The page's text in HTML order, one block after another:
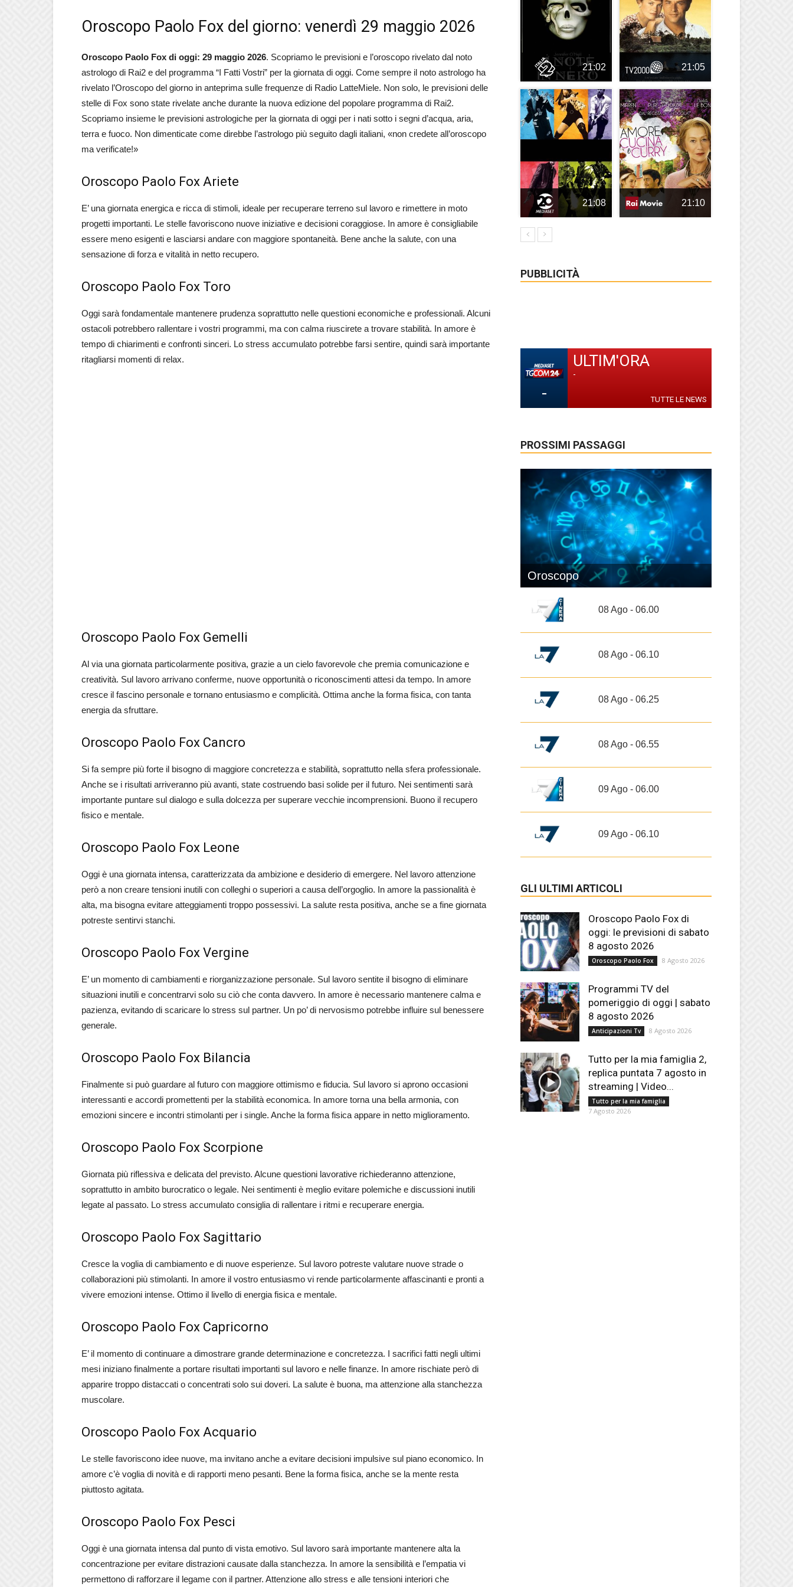
Oroscopo Paolo Fox del giorno: venerdì 29 maggio 2026
Oroscopo Paolo Fox di oggi: 29 maggio 2026. Scopriamo le previsioni e l’oroscopo rivelato dal noto
astrologo di Rai2 e del programma “I Fatti Vostri” per la giornata di oggi. Come sempre il noto astrologo ha
rivelato l’Oroscopo del giorno in anteprima sulle frequenze di Radio LatteMiele. Non solo, le previsioni delle
stelle di Fox sono state rivelate anche durante la nuova edizione del popolare programma di Rai2.
Scopriamo insieme le previsioni astrologiche per la giornata di oggi per i nati sotto i segni d’acqua, aria,
terra e fuoco. Non dimenticate come direbbe l’astrologo più seguito dagli italiani, «non credete all’oroscopo
ma verificate!»
Oroscopo Paolo Fox Ariete
E’ una giornata energica e ricca di stimoli, ideale per recuperare terreno sul lavoro e rimettere in moto
progetti importanti. Le stelle favoriscono nuove iniziative e decisioni coraggiose. In amore è consigliabile
essere meno esigenti e lasciarsi andare con maggiore spontaneità. Bene anche la salute, con una
sensazione di forza e vitalità in netto recupero.
Oroscopo Paolo Fox Toro
Oggi sarà fondamentale mantenere prudenza soprattutto nelle questioni economiche e professionali. Alcuni
ostacoli potrebbero rallentare i vostri programmi, ma con calma riuscirete a trovare stabilità. In amore è
tempo di chiarimenti e confronti sinceri. Lo stress accumulato potrebbe farsi sentire, quindi sarà importante
ritagliarsi momenti di relax.
Oroscopo Paolo Fox Gemelli
Al via una giornata particolarmente positiva, grazie a un cielo favorevole che premia comunicazione e
creatività. Sul lavoro arrivano conferme, nuove opportunità o riconoscimenti attesi da tempo. In amore
cresce il fascino personale e tornano entusiasmo e complicità. Ottima anche la forma fisica, con tanta
energia da sfruttare.
Oroscopo Paolo Fox Cancro
Si fa sempre più forte il bisogno di maggiore concretezza e stabilità, soprattutto nella sfera professionale.
Anche se i risultati arriveranno più avanti, state costruendo basi solide per il futuro. Nei sentimenti sarà
importante puntare sul dialogo e sulla dolcezza per superare vecchie incomprensioni. Buono il recupero
fisico e mentale.
Oroscopo Paolo Fox Leone
Oggi è una giornata intensa, caratterizzata da ambizione e desiderio di emergere. Nel lavoro attenzione
però a non creare tensioni inutili con colleghi o superiori a causa dell’orgoglio. In amore la passionalità è
alta, ma bisogna evitare atteggiamenti troppo possessivi. La salute resta positiva, anche se a fine giornata
potreste sentirvi stanchi.
Oroscopo Paolo Fox Vergine
E’ un momento di cambiamenti e riorganizzazione personale. Sul lavoro sentite il bisogno di eliminare
situazioni inutili e concentrarvi solo su ciò che conta davvero. In amore è necessario mantenere calma e
pazienza, evitando di scaricare lo stress sul partner. Un po’ di nervosismo potrebbe influire sul benessere
generale.
Oroscopo Paolo Fox Bilancia
Finalmente si può guardare al futuro con maggiore ottimismo e fiducia. Sul lavoro si aprono occasioni
interessanti e accordi promettenti per la stabilità economica. In amore torna una bella armonia, con
emozioni sincere e incontri stimolanti per i single. Anche la forma fisica appare in netto miglioramento.
Oroscopo Paolo Fox Scorpione
Giornata più riflessiva e delicata del previsto. Alcune questioni lavorative richiederanno attenzione,
soprattutto in ambito burocratico o legale. Nei sentimenti è meglio evitare polemiche e discussioni inutili
legate al passato. Lo stress accumulato consiglia di rallentare i ritmi e recuperare energia.
Oroscopo Paolo Fox Sagittario
Cresce la voglia di cambiamento e di nuove esperienze. Sul lavoro potreste valutare nuove strade o
collaborazioni più stimolanti. In amore il vostro entusiasmo vi rende particolarmente affascinanti e pronti a
vivere emozioni intense. Ottimo il livello di energia fisica e mentale.
Oroscopo Paolo Fox Capricorno
E’ il momento di continuare a dimostrare grande determinazione e concretezza. I sacrifici fatti negli ultimi
mesi iniziano finalmente a portare risultati importanti sul lavoro e nelle finanze. In amore rischiate però di
apparire troppo distaccati o concentrati solo sui doveri. La salute è buona, ma attenzione alla stanchezza
muscolare.
Oroscopo Paolo Fox Acquario
Le stelle favoriscono idee nuove, ma invitano anche a evitare decisioni impulsive sul piano economico. In
amore c’è voglia di novità e di rapporti meno pesanti. Bene la forma fisica, anche se la mente resta
piuttosto agitata.
Oroscopo Paolo Fox Pesci
Oggi è una giornata intensa dal punto di vista emotivo. Sul lavoro sarà importante mantenere alta la
concentrazione per evitare distrazioni causate dalla stanchezza. In amore la sensibilità e l’empatia vi
permettono di rafforzare il legame con il partner. Attenzione allo stress e alle tensioni interiori che
21:02 21:05
21:08 21:10
PUBBLICITÀ
-
ULTIM'ORA
-
TUTTE LE NEWS
PROSSIMI PASSAGGI
Oroscopo
08 Ago - 06.00
08 Ago - 06.10
08 Ago - 06.25
08 Ago - 06.55
09 Ago - 06.00
09 Ago - 06.10
GLI ULTIMI ARTICOLI
Oroscopo Paolo Fox di
oggi: le previsioni di sabato
8 agosto 2026
Oroscopo Paolo Fox 8 Agosto 2026
Programmi TV del
pomeriggio di oggi | sabato
8 agosto 2026
Anticipazioni Tv 8 Agosto 2026
Tutto per la mia famiglia 2,
replica puntata 7 agosto in
streaming | Video...
Tutto per la mia famiglia
7 Agosto 2026